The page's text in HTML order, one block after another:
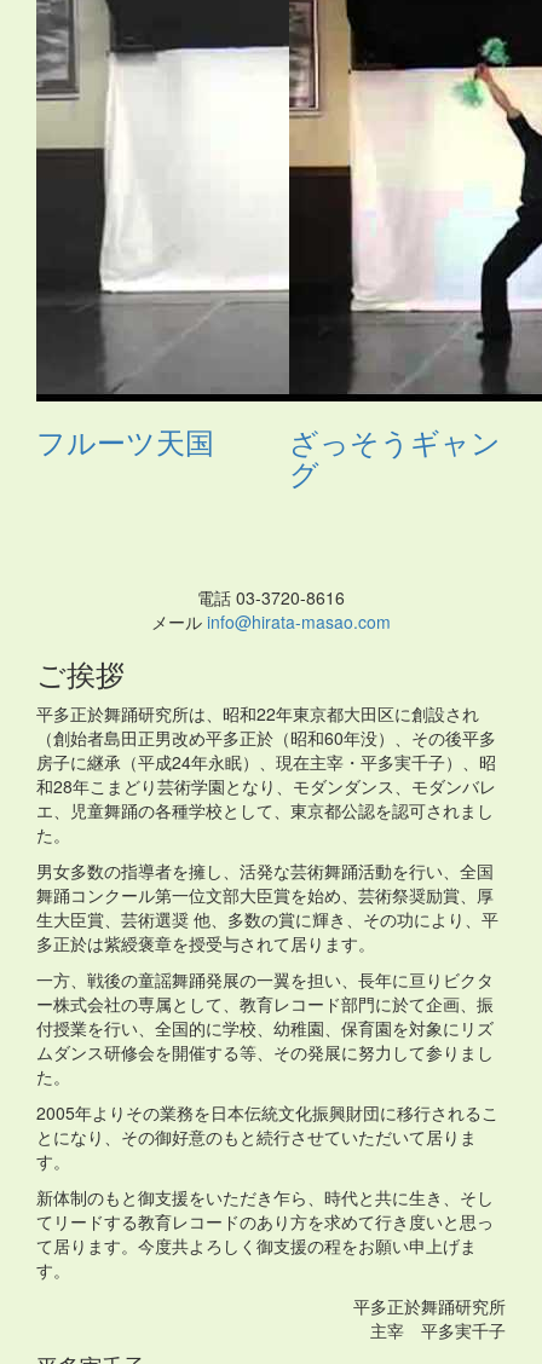
フルーツ天国 ざっそうギャン
グ
電話 03-3720-8616
メール info@hirata-masao.com
ご挨拶
平多正於舞踊研究所は、昭和22年東京都大田区に創設され
（創始者島田正男改め平多正於（昭和60年没）、その後平多
房子に継承（平成24年永眠）、現在主宰・平多実千子）、昭
和28年こまどり芸術学園となり、モダンダンス、モダンバレ
エ、児童舞踊の各種学校として、東京都公認を認可されまし
た。
男女多数の指導者を擁し、活発な芸術舞踊活動を行い、全国
舞踊コンクール第一位文部大臣賞を始め、芸術祭奨励賞、厚
生大臣賞、芸術選奨 他、多数の賞に輝き、その功により、平
多正於は紫綬褒章を授受与されて居ります。
一方、戦後の童謡舞踊発展の一翼を担い、長年に亘りビクタ
ー株式会社の専属として、教育レコード部門に於て企画、振
付授業を行い、全国的に学校、幼稚園、保育園を対象にリズ
ムダンス研修会を開催する等、その発展に努力して参りまし
た。
2005年よりその業務を日本伝統文化振興財団に移行されるこ
とになり、その御好意のもと続行させていただいて居りま
す。
新体制のもと御支援をいただき乍ら、時代と共に生き、そし
てリードする教育レコードのあり方を求めて行き度いと思っ
て居ります。今度共よろしく御支援の程をお願い申上げま
す。
平多正於舞踊研究所
主宰 平多実千子